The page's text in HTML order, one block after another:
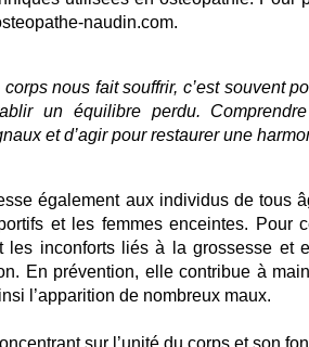
naudin.com.
nous fait souffrir, c’est souvent
un équilibre perdu.
et d’agir pour restaurer une
également aux individus de tous
et les femmes enceintes. Pour
les inconforts liés à la grossesse et
En prévention, elle contribue à
l’apparition de nombreux maux.
sur l’unité du corps et son